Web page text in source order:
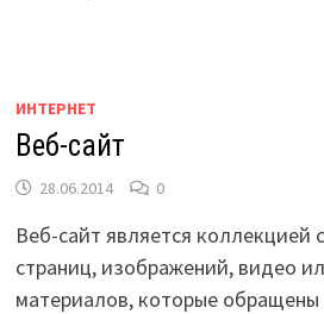
ИНТЕРНЕТ
Веб-сайт
28.06.2014 0
Веб-сайт является коллекцией
страниц, изображений, видео
материалов, которые обращены